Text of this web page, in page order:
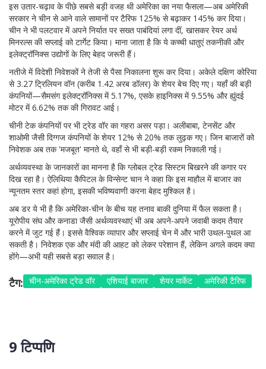
इस उतार-चढ़ाव के पीछे सबसे बड़ी वजह थी अमेरिका का नया फैसला—अब अमेरिकी
सरकार ने चीन से आने वाले सामानों पर टैरिफ 125% से बढ़ाकर 145% कर दिया।
चीन ने भी पलटवार में अपने निर्यात पर सख्त पाबंदियां लगा दीं, खासकर रेयर अर्थ
मिनरल्स की सप्लाई को टार्गेट किया। माना जाता है कि ये कच्ची धातुएं तकनीकी और
इलेक्ट्रॉनिक्स उद्योगों के लिए बेहद जरूरी हैं।
नतीजे में विदेशी निवेशकों ने तेजी से पैसा निकालना शुरू कर दिया। अकेले दक्षिण कोरिया
से 3.27 ट्रिलियन वॉन (करीब 1.42 अरब डॉलर) के शेयर बेच दिए गए। यहाँ की बड़ी
कंपनियों—सैमसंग इलेक्ट्रॉनिक्स में 5.17%, एसके हाइनिक्स में 9.55% और ह्युंदई
मोटर में 6.62% तक की गिरावट आई।
चीनी टेक कंपनियों पर भी ट्रेड वॉर का गहरा असर पड़ा। अलीबाबा, टेनसेंट और
शाओमी जैसी दिग्गज कंपनियों के शेयर 12% से 20% तक लुढ़क गए। जिन बाजारों को
निवेशक अब तक 'मजबूत' मानते थे, वहाँ से भी बड़ी-बड़ी रकम निकाली गई।
अर्थव्यवस्था के जानकारों का मानना है कि ग्लोबल ट्रेड सिस्टम बिखरने की कगार पर
दिख रहा है। ऐलिथिया कैपिटल के विन्सेन्ट चान ने कहा कि इस माहौल में बाजार का
न्यूनतम स्तर कहां होगा, इसकी भविष्यवाणी करना बेहद मुश्किल है।
अब डर ये भी है कि अमेरिका-चीन के बीच यह तनाव बाकी दुनिया में फैल सकता है।
यूरोपीय संघ और कनाडा जैसी अर्थव्यवस्थाएं भी अब अपने-अपने जवाबी कदम तैयार
करने में जुट गई हैं। इससे वैश्विक व्यापार और सप्लाई चेन में और भारी उथल-पुथल आ
सकती है। निवेशक एक और मंदी की आहट को लेकर परेशान हैं, लेकिन अगले कदम क्या
होंगे—अभी यही सबसे बड़ा सवाल है।
टैग: चीन-अमेरिका ट्रेड वॉर एशियाई बाजार शेयर मार्केट अमेरिकी टैरिफ
9 टिप्पणि